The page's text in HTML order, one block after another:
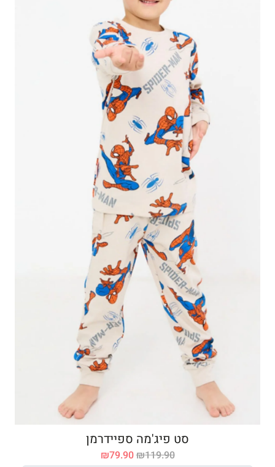
סט פיג'מה ספיידרמן
₪119.90
₪79.90